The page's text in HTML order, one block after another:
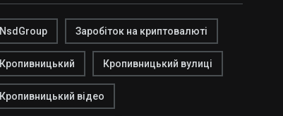
NsdGroup Заробіток на криптовалюті
Кропивницький Кропивницький вулиці
Кропивницький відео